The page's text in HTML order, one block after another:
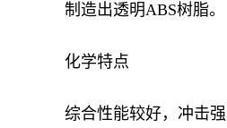
制造出透明ABS树脂。
化学特点
综合性能较好，冲击